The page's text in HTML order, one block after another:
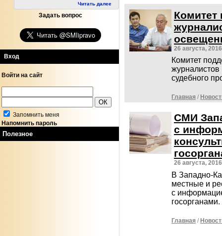
Читать далее
Задать вопрос
Вход
Войти на сайт
Запомнить меня
Напомнить пароль
Полезное
Комитет
26 августа, 2016
Комитет
судебного
Главная /
СМИ
с
26 августа, 2016
В Западно-
местные и
с
Главная /